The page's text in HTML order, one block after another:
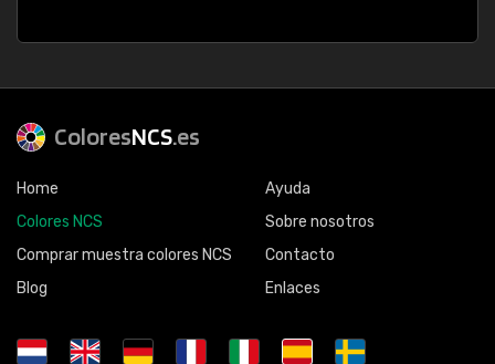
ColoresNCS.es
Home
Colores NCS
Comprar muestra colores NCS
Blog
Ayuda
Sobre nosotros
Contacto
Enlaces